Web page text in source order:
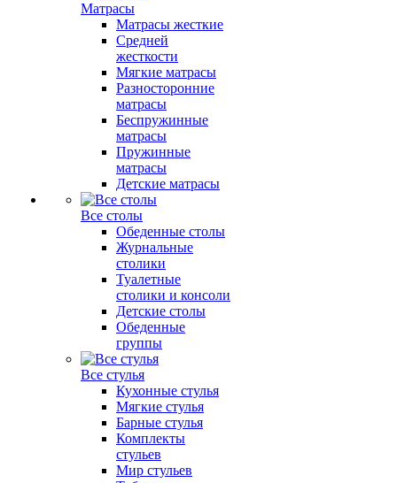
Матрасы
Матрасы жесткие
Средней
жесткости
Мягкие матрасы
Разносторонние
матрасы
Беспружинные
матрасы
Пружинные
матрасы
Детские матрасы
Все столы
Обеденные столы
Журнальные
столики
Туалетные
столики и консоли
Детские столы
Обеденные
группы
Все стулья
Кухонные стулья
Мягкие стулья
Барные стулья
Комплекты
стульев
Мир стульев